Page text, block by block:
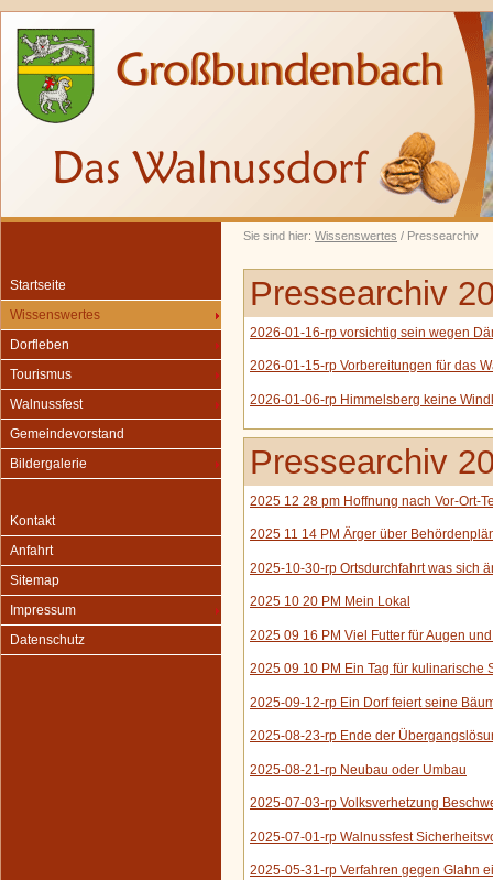
Sie sind hier: Wissenswertes / Pressearchiv
Startseite
Wissenswertes
Dorfleben
Tourismus
Walnussfest
Gemeindevorstand
Bildergalerie
Kontakt
Anfahrt
Sitemap
Impressum
Datenschutz
Pressearchiv
2026-01-16-rp vorsichtig sein wegen
2026-01-15-rp Vorbereitungen für das
2026-01-06-rp Himmelsberg keine
Pressearchiv
2025 12 28 pm Hoffnung nach Vor-Ort-
2025 11 14 PM Ärger über
2025-10-30-rp Ortsdurchfahrt was sich
2025 10 20 PM Mein Lokal
2025 09 16 PM Viel Futter für Augen
2025 09 10 PM Ein Tag für kulinarische
2025-09-12-rp Ein Dorf feiert seine
2025-08-23-rp Ende der
2025-08-21-rp Neubau oder Umbau
2025-07-03-rp Volksverhetzung
2025-07-01-rp Walnussfest
2025-05-31-rp Verfahren gegen Glahn